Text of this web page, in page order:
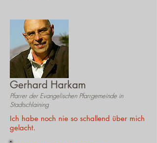
Gerhard Harkam
Pfarrer der Evangelischen Pfarrgemeinde in
Stadtschlaining
Ich habe noch nie so schallend über mich
gelacht.